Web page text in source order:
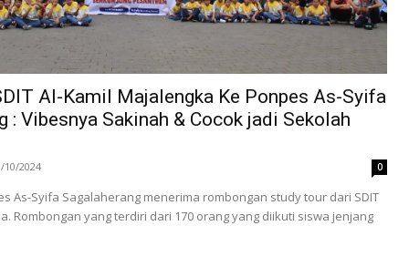
Al-Kamil Majalengka Ke Ponpes As-Syifa
: Vibesnya Sakinah & Cocok jadi Sekolah
10/2024 0
As-Syifa Sagalaherang menerima rombongan study tour dari SDIT
Rombongan yang terdiri dari 170 orang yang diikuti siswa jenjang